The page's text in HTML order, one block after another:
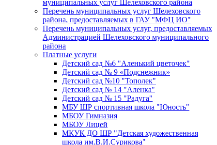
муниципальных услуг Шелеховского района
Перечень муниципальных услуг Шелеховского
района, предоставляемых в ГАУ "МФЦ ИО"
Перечень муниципальных услуг, предоставляемых
Администрацией Шелеховского муниципального
района
Платные услуги
Детский сад №6 "Аленький цветочек"
Детский сад № 9 «Подснежник»
Детский сад №10 "Тополек"
Детский сад № 14 "Аленка"
Детский сад № 15 "Радуга"
МБУ ШР спортивная школа "Юность"
МБОУ Гимназия
МБОУ Лицей
МКУК ДО ШР "Детская художественная
школа им.В.И.Сурикова"